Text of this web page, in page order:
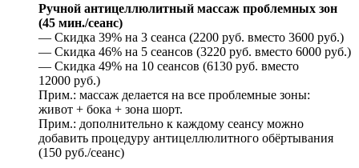
Ручной антицеллюлитный массаж проблемных зон
(45 мин./сеанс)
— Скидка 39% на 3 сеанса (2200 руб. вместо 3600 руб.)
— Скидка 46% на 5 сеансов (3220 руб. вместо 6000 руб.)
— Скидка 49% на 10 сеансов (6130 руб. вместо
12000 руб.)
Прим.: массаж делается на все проблемные зоны:
живот + бока + зона шорт.
Прим.: дополнительно к каждому сеансу можно
добавить процедуру антицеллюлитного обёртывания
(150 руб./сеанс)